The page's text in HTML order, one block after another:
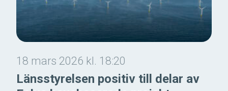
18 mars 2026 kl. 18:20
Länsstyrelsen positiv till delar av